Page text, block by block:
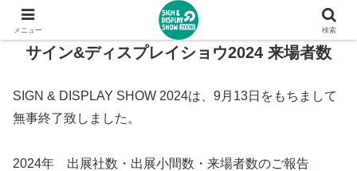
サイン&ディスプレイショウ2024 来場者数
SIGN & DISPLAY SHOW 2024は、9月13日をもちまして
無事終了致しました。
2024年 出展社数・出展小間数・来場者数のご報告
メニュー 検索